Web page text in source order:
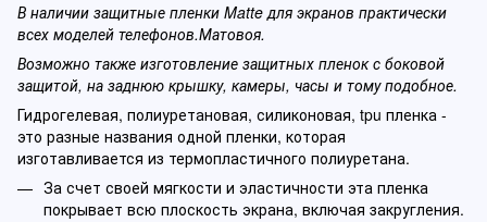
В наличии защитные пленки Matte для экранов практически
всех моделей телефонов.Матовоя.
Возможно также изготовление защитных пленок с боковой
защитой, на заднюю крышку, камеры, часы и тому подобное.
Гидрогелевая, полиуретановая, силиконовая, tpu пленка -
это разные названия одной пленки, которая
изготавливается из термопластичного полиуретана.
За счет своей мягкости и эластичности эта пленка
покрывает всю плоскость экрана, включая закругления.